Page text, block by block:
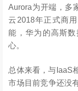
Aurora为开端，多
云2018年正式商
能，华为的高斯
心。
总体来看，与IaaS
市场目前竞争还没